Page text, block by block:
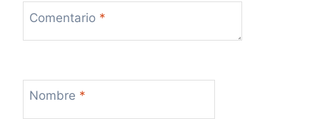
Comentario *
Nombre *